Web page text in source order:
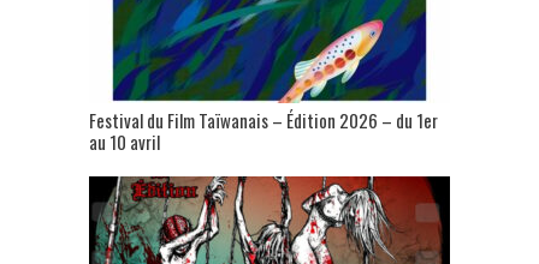
Festival du Film Taïwanais – Édition 2026 – du 1er
au 10 avril